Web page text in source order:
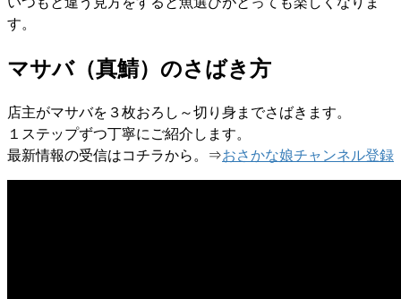
す。
マサバ（真鯖）のさばき方
店主がマサバを３枚おろし～切り身までさばきます。
１ステップずつ丁寧にご紹介します。
最新情報の受信はコチラから。⇒おさかな娘チャンネル登録